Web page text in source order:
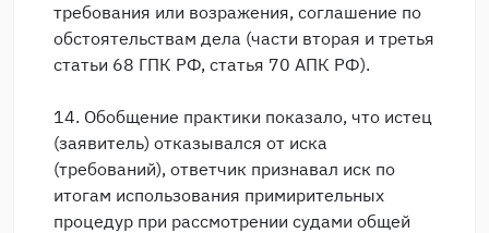
требования или возражения, соглашение по
обстоятельствам дела (части вторая и третья
статьи 68 ГПК РФ, статья 70 АПК РФ).
14. Обобщение практики показало, что истец
(заявитель) отказывался от иска
(требований), ответчик признавал иск по
итогам использования примирительных
процедур при рассмотрении судами общей